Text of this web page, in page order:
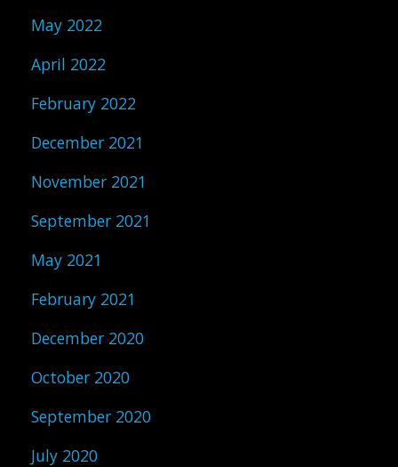
May 2022
April 2022
February 2022
December 2021
November 2021
September 2021
May 2021
February 2021
December 2020
October 2020
September 2020
July 2020